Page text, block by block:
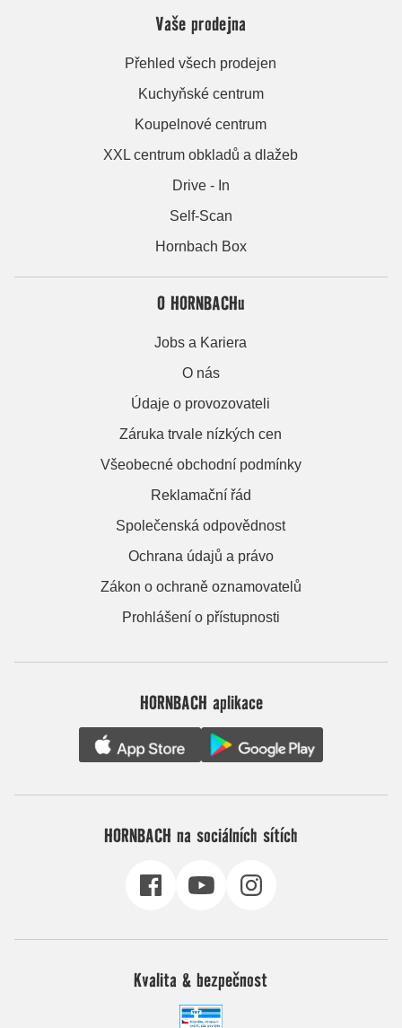
Vaše prodejna
Přehled všech prodejen
Kuchyňské centrum
Koupelnové centrum
XXL centrum obkladů a dlažeb
Drive - In
Self-Scan
Hornbach Box
O HORNBACHu
Jobs a Kariera
O nás
Údaje o provozovateli
Záruka trvale nízkých cen
Všeobecné obchodní podmínky
Reklamační řád
Společenská odpovědnost
Ochrana údajů a právo
Zákon o ochraně oznamovatelů
Prohlášení o přístupnosti
HORNBACH aplikace
HORNBACH na sociálních sítích
Kvalita & bezpečnost